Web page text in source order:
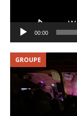
00:00
GROUPE